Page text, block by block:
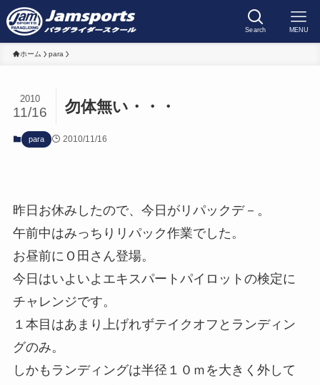
Search MENU
ホーム para
勿体無い・・・
2010
11/16
para 2010/11/16
昨日お休みしたので、今日がリパックデ－。
午前中はみっちりリパック作業でした。
お昼前にＯ田さん登場。
今日はいよいよエキスパートパイロットの検定に
チャレンジです。
１本目はあまり上げれずテイクオフとランディン
グのみ。
しかもランディングは半径１０ｍを大きく外して